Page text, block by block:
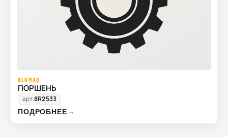
BLUMAQ
ПОРШЕНЬ
арт.8R2533
ПОДРОБНЕЕ→